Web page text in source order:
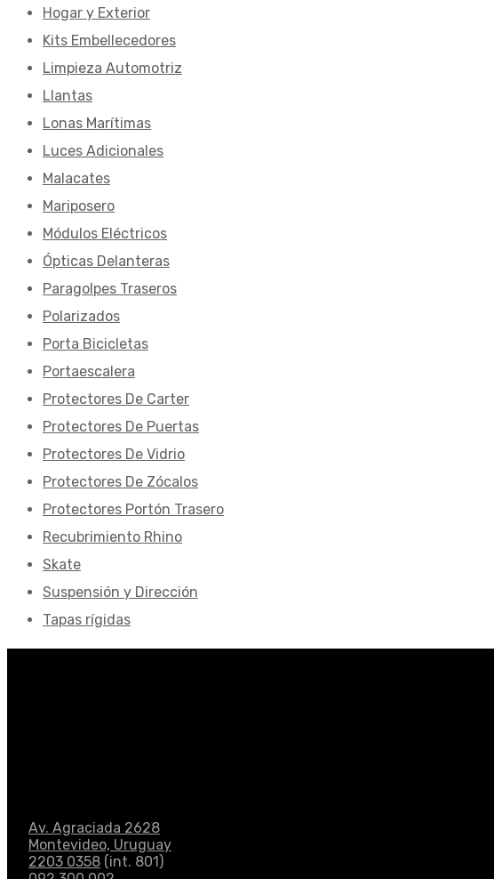
Hogar y Exterior
Kits Embellecedores
Limpieza Automotriz
Llantas
Lonas Marítimas
Luces Adicionales
Malacates
Mariposero
Módulos Eléctricos
Ópticas Delanteras
Paragolpes Traseros
Polarizados
Porta Bicicletas
Portaescalera
Protectores De Carter
Protectores De Puertas
Protectores De Vidrio
Protectores De Zócalos
Protectores Portón Trasero
Recubrimiento Rhino
Skate
Suspensión y Dirección
Tapas rígidas
Av. Agraciada 2628
Montevideo, Uruguay
2203 0358 (int. 801)